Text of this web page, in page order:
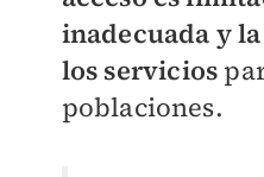
inadecuada y
los servicios
poblaciones.